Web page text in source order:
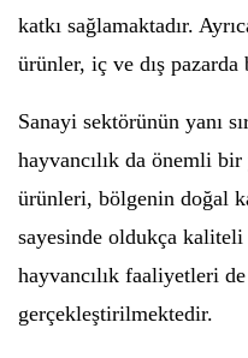
katkı sağlamaktadır.
ürünler, iç ve dış
Sanayi sektörünün yanı
hayvancılık da önemli
ürünleri, bölgenin doğal
sayesinde oldukça
hayvancılık faaliyetleri
gerçekleştirilmektedir.